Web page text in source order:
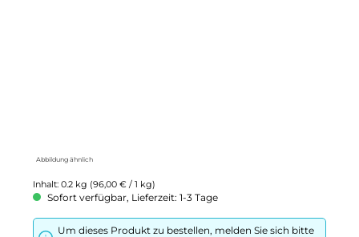
Abbildung ähnlich
Inhalt: 0.2 kg (96,00 € / 1 kg)
Sofort verfügbar, Lieferzeit: 1-3 Tage
Um dieses Produkt zu bestellen, melden Sie sich bitte